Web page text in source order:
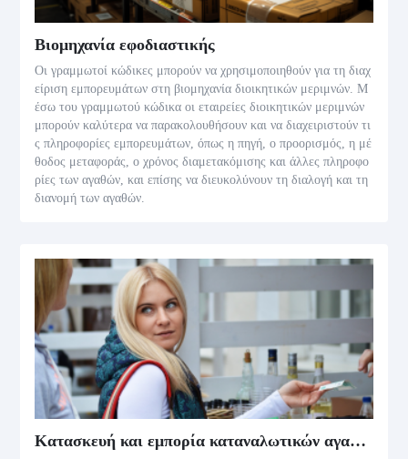
Βιομηχανία εφοδιαστικής
Οι γραμμωτοί κώδικες μπορούν να χρησιμοποιηθούν για τη διαχ
είριση εμπορευμάτων στη βιομηχανία διοικητικών μεριμνών. Μ
έσω του γραμμωτού κώδικα οι εταιρείες διοικητικών μεριμνών
μπορούν καλύτερα να παρακολουθήσουν και να διαχειριστούν τι
ς πληροφορίες εμπορευμάτων, όπως η πηγή, ο προορισμός, η μέ
θοδος μεταφοράς, ο χρόνος διαμετακόμισης και άλλες πληροφο
ρίες των αγαθών, και επίσης να διευκολύνουν τη διαλογή και τη
διανομή των αγαθών.
Κατασκευή και εμπορία καταναλωτικών αγαθών